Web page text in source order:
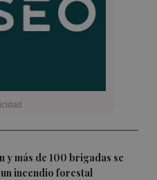
y más de 100 brigadas se
incendio forestal